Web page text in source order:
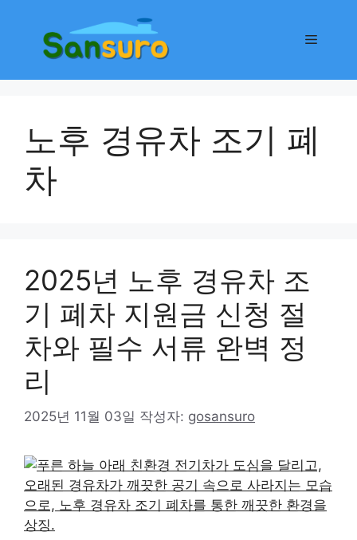
메
노후 경유차 조기 폐
차
2025년 노후 경유차 조
기 폐차 지원금 신청 절
차와 필수 서류 완벽 정
리
2025년 11월 03일 작성자: gosansuro